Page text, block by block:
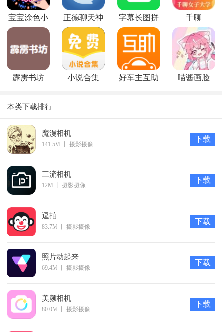
宝宝涂色小
正德聊天神
器
字幕长图拼
接
千聊
霹雳书坊 小说合集 好车主互助 喵酱画脸
本类下载排行
魔漫相机
141.5M 摄影摄像
下载
三流相机
12M 摄影摄像
下载
逗拍
83.7M 摄影摄像
下载
照片动起来
69.4M 摄影摄像
下载
美颜相机
80.0M 摄影摄像
下载